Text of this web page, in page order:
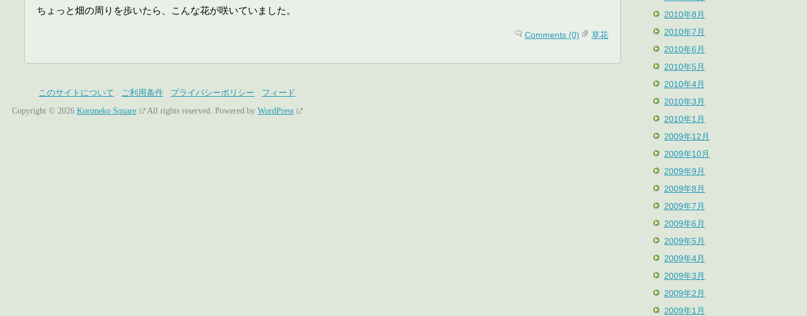
ちょっと畑の周りを歩いたら、こんな花が咲いていました。
Comments (0) 草花
2010年8月
2010年7月
2010年6月
2010年5月
2010年4月
2010年3月
2010年1月
2009年12月
2009年10月
2009年9月
2009年8月
2009年7月
2009年6月
2009年5月
2009年4月
2009年3月
2009年2月
2009年1月
このサイトについて ご利用条件 プライバシーポリシー フィード
Copyright © 2026 Kuroneko Square All rights reserved. Powered by WordPress